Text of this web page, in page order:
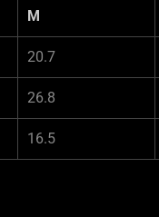
M
20.7
26.8
16.5